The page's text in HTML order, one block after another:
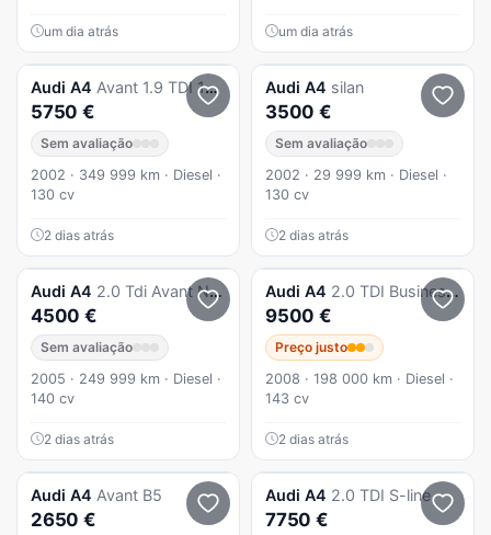
um dia atrás um dia atrás
Audi A4 Avant 1.9 TDI 130cv
5750 €
Sem avaliação
2002 · 349 999 km · Diesel ·
130 cv
2 dias atrás
Audi A4 silan
3500 €
Sem avaliação
2002 · 29 999 km · Diesel ·
130 cv
2 dias atrás
Audi A4 2.0 Tdi Avant Nacional
4500 €
Sem avaliação
2005 · 249 999 km · Diesel ·
140 cv
2 dias atrás
Audi A4 2.0 TDI Business Line Advance
9500 €
Preço justo
2008 · 198 000 km · Diesel ·
143 cv
2 dias atrás
Audi A4 Avant B5
2650 €
Audi A4 2.0 TDI S-line
7750 €